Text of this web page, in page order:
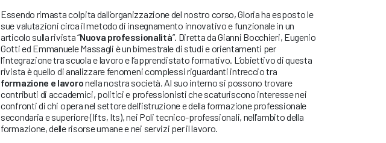
Essendo rimasta colpita dall’organizzazione del nostro corso, Gloria ha esposto le
sue valutazioni circa il metodo di insegnamento innovativo e funzionale in un
articolo sulla rivista “Nuova professionalità”. Diretta da Gianni Bocchieri, Eugenio
Gotti ed Emmanuele Massagli è un bimestrale di studi e orientamenti per
l’integrazione tra scuola e lavoro e l’apprendistato formativo. L’obiettivo di questa
rivista è quello di analizzare fenomeni complessi riguardanti intreccio tra
formazione e lavoronella nostra società. Al suo interno si possono trovare
contributi di accademici, politici e professionisti che scaturiscono interesse nei
confronti di chi opera nel settore dell’istruzione e della formazione professionale
secondaria e superiore (Ifts, Its), nei Poli tecnico-professionali, nell’ambito della
formazione, delle risorse umane e nei servizi per il lavoro.